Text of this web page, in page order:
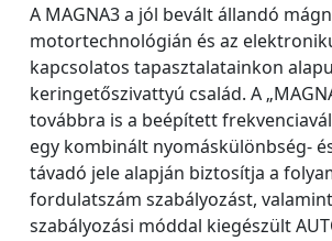
A MAGNA3 a jól bevált állandó
motortechnológián és az
kapcsolatos tapasztalatainkon
keringetőszivattyú család. A
továbbra is a beépített
egy kombinált nyomáskülönbség-
távadó jele alapján biztosítja a
fordulatszám szabályozást,
szabályozási móddal kiegészült